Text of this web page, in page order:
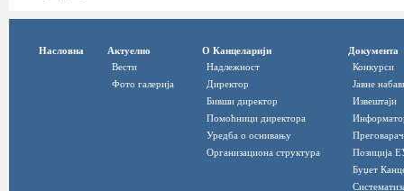
Насловна Актуелно
Вести
Фото галерија
О Канцеларији
Надлежност
Директор
Бивши директор
Помоћници директора
Уредба о оснивању
Организациона структура
Документа
Конкурси
Јавне
Извештаји
Позиција
Буџет